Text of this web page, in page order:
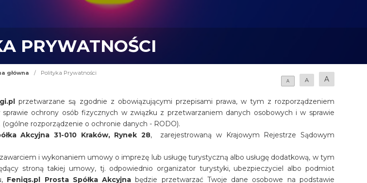
PRYWATNOŚCI
główna / Polityka Prywatności
A A A
przetwarzane są zgodnie z obowiązującymi przepisami prawa, w tym z rozporządzeniem
ochrony osób fizycznych w związku z przetwarzaniem danych osobowych i w sprawie
rozporządzenie o ochronie danych - RODO).
Akcyjna 31-010 Kraków, Rynek 28, zarejestrowaną w Krajowym Rejestrze Sądowym
i wykonaniem umowy o imprezę lub usługę turystyczną albo usługę dodatkową, w tym
stroną takiej umowy, tj. odpowiednio organizator turystyki, ubezpieczyciel albo podmiot
Feniqs.pl Prosta Spółka Akcyjna będzie przetwarzać Twoje dane osobowe na podstawie